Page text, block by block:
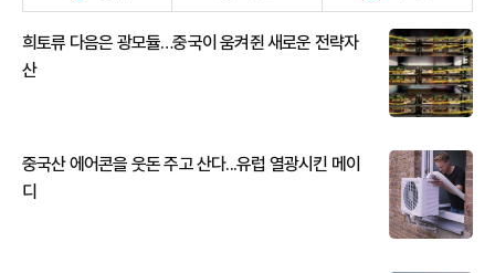
희토류 다음은 광모듈…중국이 움켜쥔 새로운 전략자
산
중국산 에어콘을 웃돈 주고 산다...유럽 열광시킨 메이
디